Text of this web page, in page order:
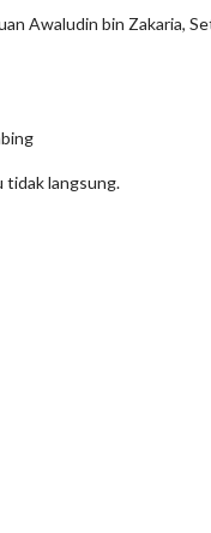
Awaludin bin Zakaria,
tidak langsung.